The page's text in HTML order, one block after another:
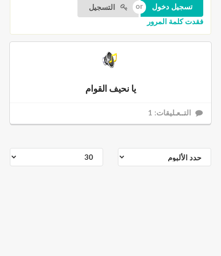
التسجيل
فقدت كلمة المرور
يا نحيف القوام
التــعـليقات: 1